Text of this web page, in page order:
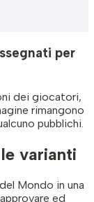
per
dei giocatori,
rimangono
pubblichi.
varianti
Mondo in una
ed